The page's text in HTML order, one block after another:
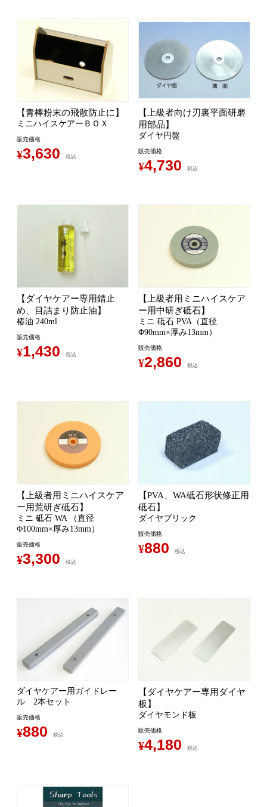
【青棒粉末の飛散防止に】
ミニハイスケアーＢＯＸ
販売価格
¥3,630 税込
【上級者向け刃裏平面研磨
用部品】
ダイヤ円盤
販売価格
¥4,730 税込
【ダイヤケアー専用錆止
め、目詰まり防止油】
椿油 240ml
販売価格
¥1,430 税込
【上級者用ミニハイスケア
ー用中研ぎ砥石】
ミニ 砥石 PVA（直径
Φ90mm×厚み13mm）
販売価格
¥2,860 税込
【上級者用ミニハイスケア
ー用荒研ぎ砥石】
ミニ 砥石 WA （直径
Φ100mm×厚み13mm）
販売価格
¥3,300 税込
【PVA、WA砥石形状修正用
砥石】
ダイヤブリック
販売価格
¥880 税込
ダイヤケアー用ガイドレー
ル 2本セット
販売価格
¥880 税込
【ダイヤケアー専用ダイヤ
板】
ダイヤモンド板
販売価格
¥4,180 税込